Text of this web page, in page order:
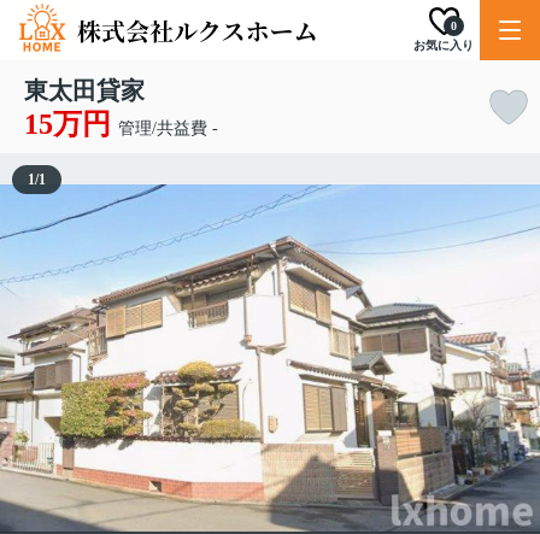
お気に入り
0
東太田貸家
15万円 管理/共益費 -
1/1